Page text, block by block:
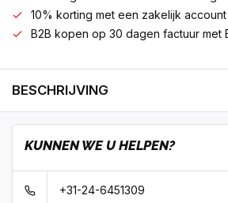
10% korting met een zakelijk account
B2B kopen op 30 dagen factuur met
BESCHRIJVING
KUNNEN WE U HELPEN?
+31-24-6451309